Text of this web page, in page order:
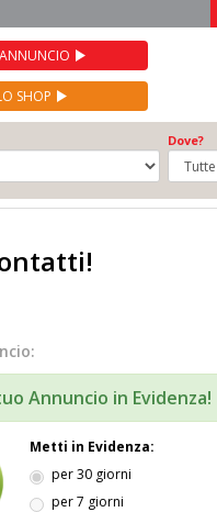
ANNUNCIO
SHOP
Dove?
Annuncio in Evidenza!
Metti in Evidenza:
per 30 giorni
per 7 giorni